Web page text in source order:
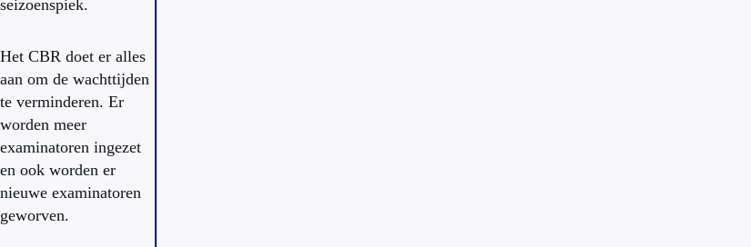
seizoenspiek.
Het CBR doet er alles
aan om de wachttijden
te verminderen. Er
worden meer
examinatoren ingezet
en ook worden er
nieuwe examinatoren
geworven.